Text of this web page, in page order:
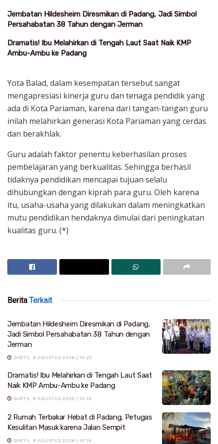
Jembatan Hildesheim Diresmikan di Padang, Jadi Simbol
Persahabatan 38 Tahun dengan Jerman
Dramatis! Ibu Melahirkan di Tengah Laut Saat Naik KMP
Ambu-Ambu ke Padang
Yota Balad, dalam kesempatan tersebut sangat
mengapresiasi kinerja guru dan tenaga pendidik yang
ada di Kota Pariaman, karena dari tangan-tangan guru
inilah melahirkan generasi Kota Pariaman yang cerdas
dan berakhlak.
Guru adalah faktor penentu keberhasilan proses
pembelajaran yang berkualitas. Sehingga berhasil
tidaknya pendidikan mencapai tujuan selalu
dihubungkan dengan kiprah para guru. Oleh karena
itu, usaha-usaha yang dilakukan dalam meningkatkan
mutu pendidikan hendaknya dimulai dari peningkatan
kualitas guru. (*)
Berita Terkait
Jembatan Hildesheim Diresmikan di Padang,
Jadi Simbol Persahabatan 38 Tahun dengan
Jerman
SABTU, 8 AGUSTUS 2026 | 10:23
Dramatis! Ibu Melahirkan di Tengah Laut Saat
Naik KMP Ambu-Ambu ke Padang
SABTU, 8 AGUSTUS 2026 | 10:19
2 Rumah Terbakar Hebat di Padang, Petugas
Kesulitan Masuk karena Jalan Sempit
SABTU, 8 AGUSTUS 2026 | 10:14